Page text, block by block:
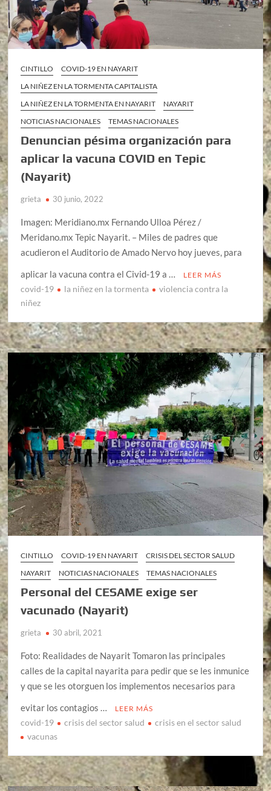
CINTILLO
COVID-19 EN NAYARIT
LA NIÑEZ EN LA TORMENTA CAPITALISTA
LA NIÑEZ EN LA TORMENTA EN NAYARIT
NAYARIT
NOTICIAS NACIONALES
TEMAS NACIONALES
Denuncian pésima organización para
aplicar la vacuna COVID en Tepic
(Nayarit)
grieta 30 junio, 2022
Imagen: Meridiano.mx Fernando Ulloa Pérez /
Meridano.mx Tepic Nayarit. – Miles de padres que
acudieron el Auditorio de Amado Nervo hoy jueves, para
aplicar la vacuna contra el Civid-19 a …
LEER MÁS
covid-19 la niñez en la tormenta
violencia contra la
niñez
CINTILLO COVID-19 EN NAYARIT
CRISIS DEL SECTOR SALUD
NAYARIT
NOTICIAS NACIONALES TEMAS NACIONALES
Personal del CESAME exige ser
vacunado (Nayarit)
grieta 30 abril, 2021
Foto: Realidades de Nayarit Tomaron las principales
calles de la capital nayarita para pedir que se les inmunice
y que se les otorguen los implementos necesarios para
evitar los contagios …
LEER MÁS
covid-19 crisis del sector salud
crisis en el sector salud
vacunas